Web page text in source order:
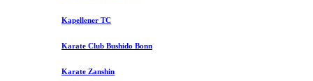
Kapellener TC
Karate Club Bushido Bonn
Karate Zanshin